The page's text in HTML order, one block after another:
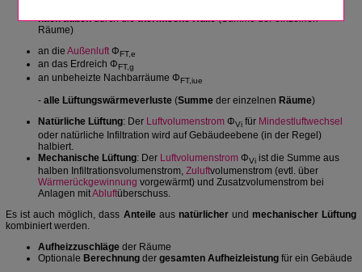
nach außendurch diethermische Hülle(Summe der einzelnen
Räume)
an die AußenluftΦFT,e
an das Erdreich ΦFT,g
an unbeheizte Nachbarräume ΦFT,iue
- alle Lüftungswärmeverluste (Summe der einzelnen Räume)
Natürliche Lüftung: Der Luftvolumenstrom ΦVi für Mindestluftwechsel
oder natürliche Infiltration wird auf Gebäudeebene (in der Regel)
halbiert.
Mechanische Lüftung: Der Luftvolumenstrom ΦVi ist die Summe aus
halben Infiltrationsvolumenstrom, Zuluftvolumenstrom (evtl. über
Wärmerückgewinnung vorgewärmt) und Zusatzvolumenstrom bei
Anlagen mitAbluftüberschuss.
Es ist auch möglich, dass Anteileaus natürlicherund mechanischer Lüftung
kombiniert werden.
Aufheizzuschläge der Räume
Optionale Berechnung der gesamten Aufheizleistung für ein Gebäude